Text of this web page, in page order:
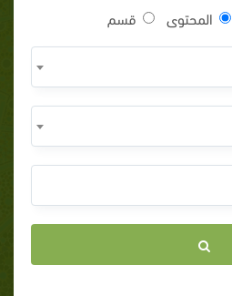
المحتوى قسم